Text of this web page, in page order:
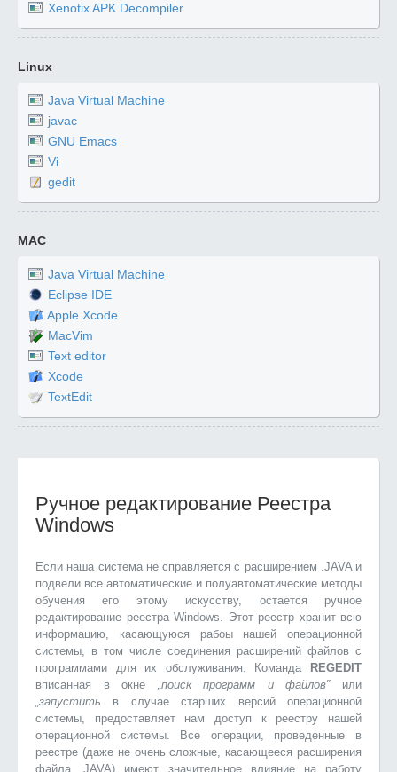
Xenotix APK Decompiler
Linux
Java Virtual Machine
javac
GNU Emacs
Vi
gedit
MAC
Java Virtual Machine
Eclipse IDE
Apple Xcode
MacVim
Text editor
Xcode
TextEdit
Ручное редактирование Реестра
Windows
Если наша система не справляется с расширением .JAVA и
подвели все автоматические и полуавтоматические методы
обучения его этому искусству, остается ручное
редактирование реестра Windows. Этот реестр хранит всю
информацию, касающуюся рабоы нашей операционной
системы, в том числе соединения расширений файлов с
программами для их обслуживания. Команда
REGEDIT
вписанная в окне „поиск программ и файлов”или
„запустить в случае старших версий операционной
системы, предоставляет нам доступ к реестру нашей
операционной системы. Все операции, проведенные в
реестре (даже не очень сложные, касающееся расширения
файла .JAVA) имеют значительное влияние на работу